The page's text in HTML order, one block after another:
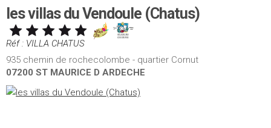
les villas du Vendoule (Chatus)
Réf : VILLA CHATUS
935 chemin de rochecolombe - quartier Cornut
07200 ST MAURICE D ARDECHE